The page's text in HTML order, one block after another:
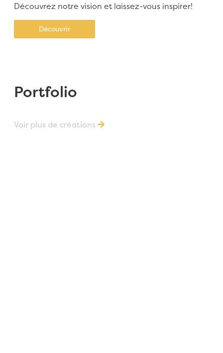
Découvrez notre vision et laissez-vous inspirer!
Découvrir
Portfolio
Voir plus de créations